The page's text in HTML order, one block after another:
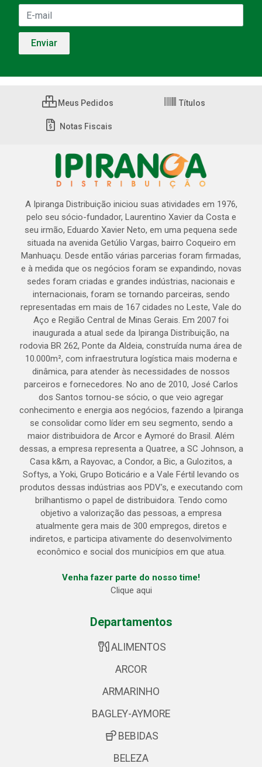
Meus Pedidos Títulos
Notas Fiscais
A Ipiranga Distribuição iniciou suas atividades em 1976,
pelo seu sócio-fundador, Laurentino Xavier da Costa e
seu irmão, Eduardo Xavier Neto, em uma pequena sede
situada na avenida Getúlio Vargas, bairro Coqueiro em
Manhuaçu. Desde então várias parcerias foram firmadas,
e à medida que os negócios foram se expandindo, novas
sedes foram criadas e grandes indústrias, nacionais e
internacionais, foram se tornando parceiras, sendo
representadas em mais de 167 cidades no Leste, Vale do
Aço e Região Central de Minas Gerais. Em 2007 foi
inaugurada a atual sede da Ipiranga Distribuição, na
rodovia BR 262, Ponte da Aldeia, construída numa área de
10.000m², com infraestrutura logística mais moderna e
dinâmica, para atender às necessidades de nossos
parceiros e fornecedores. No ano de 2010, José Carlos
dos Santos tornou-se sócio, o que veio agregar
conhecimento e energia aos negócios, fazendo a Ipiranga
se consolidar como líder em seu segmento, sendo a
maior distribuidora de Arcor e Aymoré do Brasil. Além
dessas, a empresa representa a Quatree, a SC Johnson, a
Casa k&m, a Rayovac, a Condor, a Bic, a Gulozitos, a
Softys, a Yoki, Grupo Boticário e a Vale Fértil levando os
produtos dessas indústrias aos PDV’s, e executando com
brilhantismo o papel de distribuidora. Tendo como
objetivo a valorização das pessoas, a empresa
atualmente gera mais de 300 empregos, diretos e
indiretos, e participa ativamente do desenvolvimento
econômico e social dos municípios em que atua.
Venha fazer parte do nosso time!
Clique aqui
Departamentos
ALIMENTOS
ARCOR
ARMARINHO
BAGLEY-AYMORE
BEBIDAS
BELEZA